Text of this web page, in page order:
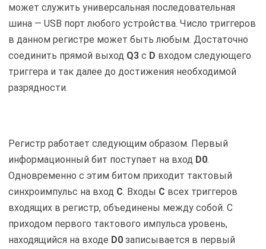
может служить универсальная последовательная
шина — USB порт любого устройства. Число триггеров
в данном регистре может быть любым. Достаточно
соединить прямой выход Q3 с D входом следующего
триггера и так далее до достижения необходимой
разрядности.
Регистр работает следующим образом. Первый
информационный бит поступает на вход D0.
Одновременно с этим битом приходит тактовый
синхроимпульс на вход С. Входы С всех триггеров
входящих в регистр, объединены между собой. С
приходом первого тактового импульса уровень,
находящийся на входе D0 записывается в первый